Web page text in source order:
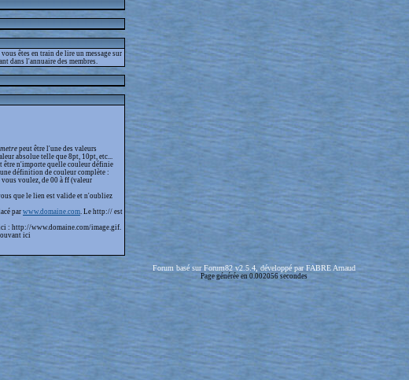
êtes en train de lire un message sur
dans l'annuaire des membres.
peut être l'une des valeurs
absolue telle que 8pt, 10pt, etc...
être n'importe quelle couleur définie
définition de couleur complète :
vous voulez, de 00 à ff (valeur
que le lien est valide et n'oubliez
par www.domaine.com . Le http:// est
: http://www.domaine.com/image.gif.
ici
Forum basé sur Forum82 v2.5.4, développé par FABRE Arnaud
Page générée en 0.002056 secondes